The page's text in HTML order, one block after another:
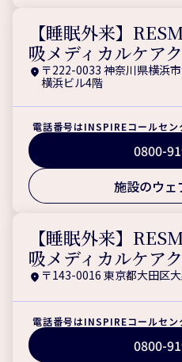
【睡眠外来】
吸メディカルケア
〒222-0033 神奈川県横浜
横浜ビル4階
電話番号はINSPIREコールセン
0800-
施設のウェ
【睡眠外来】
吸メディカルケア
〒143-0016 東京都大田区
電話番号はINSPIREコールセン
0800-